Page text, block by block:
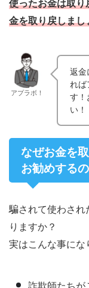
使ったお金は取
金を取り戻しまし
アプラボ！
返金
れば
す！
い！
なぜお金を
お勧めする
騙されて使わされ
りますか？
実はこんな事にな